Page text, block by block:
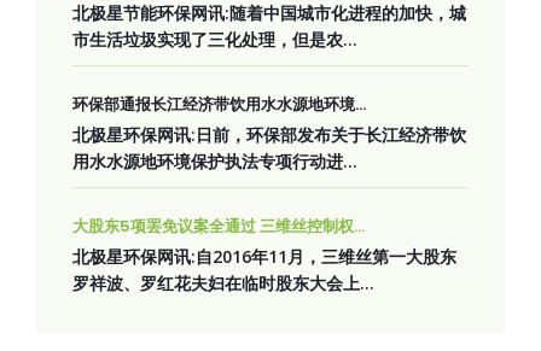
北极星节能环保网讯:随着中国城市化进程的加快，城
市生活垃圾实现了三化处理，但是农...
环保部通报长江经济带饮用水水源地环境...
北极星环保网讯:日前，环保部发布关于长江经济带饮
用水水源地环境保护执法专项行动进...
大股东5项罢免议案全通过 三维丝控制权...
北极星环保网讯:自2016年11月，三维丝第一大股东
罗祥波、罗红花夫妇在临时股东大会上...